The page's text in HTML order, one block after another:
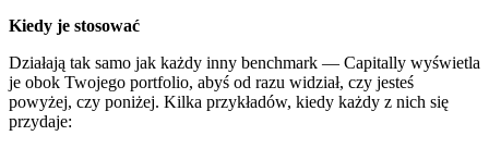
Kiedy je stosować
Działają tak samo jak każdy inny benchmark — Capitally wyświetla
je obok Twojego portfolio, abyś od razu widział, czy jesteś
powyżej, czy poniżej. Kilka przykładów, kiedy każdy z nich się
przydaje: